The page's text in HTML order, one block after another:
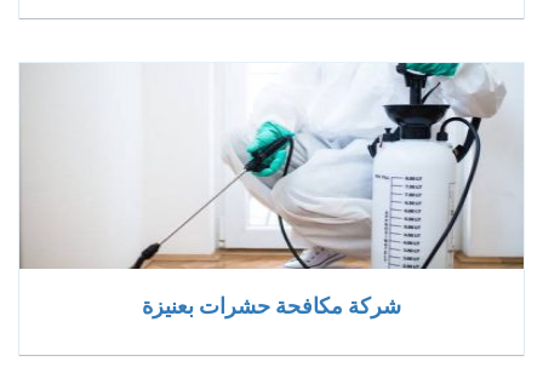
شركة مكافحة حشرات بعنيزة